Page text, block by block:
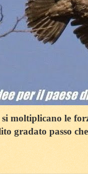
moltiplicano le
gradato passo